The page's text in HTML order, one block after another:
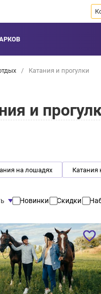
/ Катания и прогулки
и
на лошадях Катания
Новинки Скидки